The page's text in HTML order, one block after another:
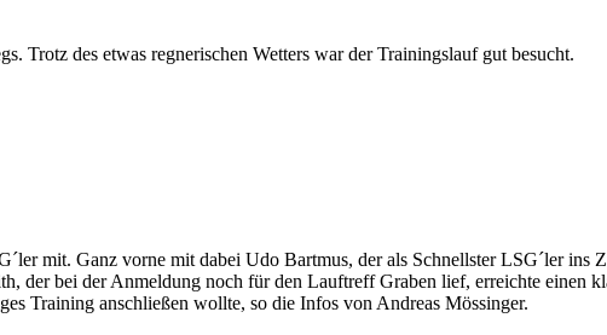
Trotz des etwas regnerischen Wetters war der Trainingslauf gut besucht.
mit. Ganz vorne mit dabei Udo Bartmus, der als Schnellster LSG´ler ins
der bei der Anmeldung noch für den Lauftreff Graben lief, erreichte einen
Training anschließen wollte, so die Infos von Andreas Mössinger.